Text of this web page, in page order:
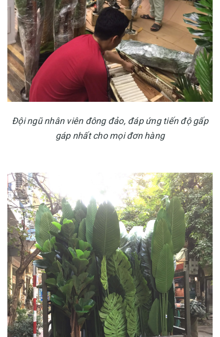
Đội ngũ nhân viên đông đảo, đáp ứng tiến độ gấp
gáp nhất cho mọi đơn hàng